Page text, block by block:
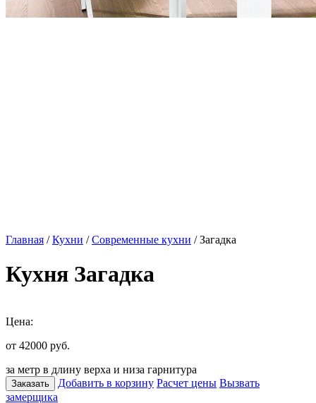
Главная /Кухни /Современные кухни / Загадка
Кухня Загадка
Цена:
от 42000 руб.
за метр в длину верха и низа гарнитура
Заказать Добавить в корзину Расчет цены Вызвать
замерщика